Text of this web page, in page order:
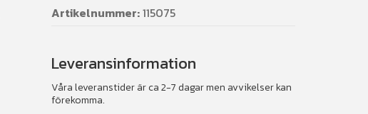
Artikelnummer:115075
Leveransinformation
Våra leveranstider är ca 2-7 dagar men avvikelser kan
förekomma.